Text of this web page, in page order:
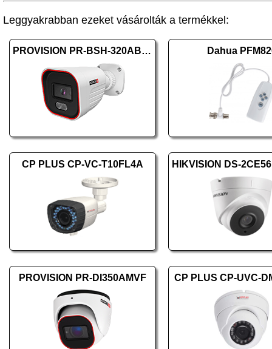
Leggyakrabban ezeket vásárolták a termékkel:
PROVISION PR-BSH-320AB-28 Dahua
CP PLUS CP-VC-T10FL4A
PROVISION PR-DI350AMVF CP PLUS CP-UVC-